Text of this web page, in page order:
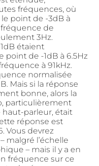
fréquences, où
point de -3dB à
fréquence de
3Hz.
étaient
point de -1dB à 6.5Hz
à 91kHz.
normalisée
Mais si la réponse
bonne, alors la
particulièrement
parleur, était
réponse est
Vous devrez
malgré l’échelle
– mais il y a en
fréquence sur ce